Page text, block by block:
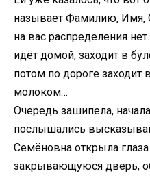
называет Фамилию, Имя,
на вас распределения
идёт домой, заходит в
потом по дороге заходит
молоком…
Очередь зашипела,
послышались
Семёновна открыла
закрывающуюся дверь,